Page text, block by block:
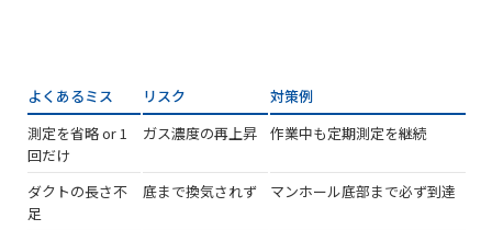
よくあるミス リスク
対策例
測定を省略 or 1
回だけ
ガス濃度の再上昇 作業中も定期測定を継続
ダクトの長さ不
足
底まで換気されず マンホール底部まで必ず到達